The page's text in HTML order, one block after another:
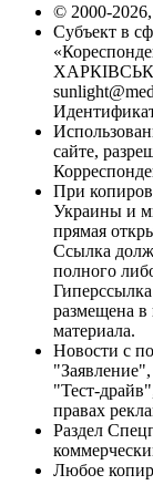
© 2000-
Субъект в
сайте,
При
Украины и
прямая
Ссылка
полного
размещена в
материала.
Новости с
"Тест-
правах
Раздел
Любое